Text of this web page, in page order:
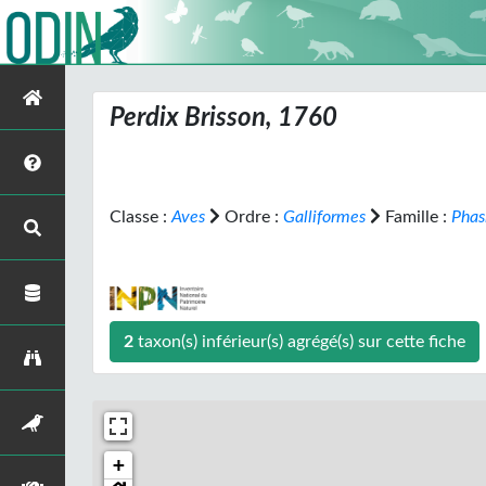
Perdix Brisson, 1760
Classe : Aves Ordre : Galliformes Famille :
2 taxon(s) inférieur(s) agrégé(s) sur cette fiche
+